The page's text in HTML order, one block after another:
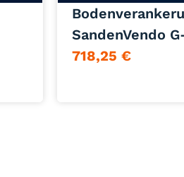
SandenVendo
718,25 €